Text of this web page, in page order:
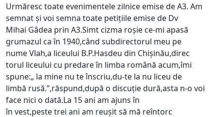
Urmăresc toate evenimentele zilnice emise de A3. Am
semnat și voi semna toate petițiile emise de Dv
Mihai Gâdea prin A3.Simt cizma roșie ce-mi apasă
grumazul ca în 1940,când subdirectorul meu pe
nume Vlah,a liceului B.P.Hasdeu din Chișinău,direc
torul liceului cu predare în limba română acum,îmi
spune:„ la mine nu te înscriu,du-te la nu liceu de
limbă rusă.”,răspund,după o discuție dură,asta n-o voi
face nici o dată.La 15 ani am ajuns în
în vest,peste trei ani am reușit să mă reîntorc